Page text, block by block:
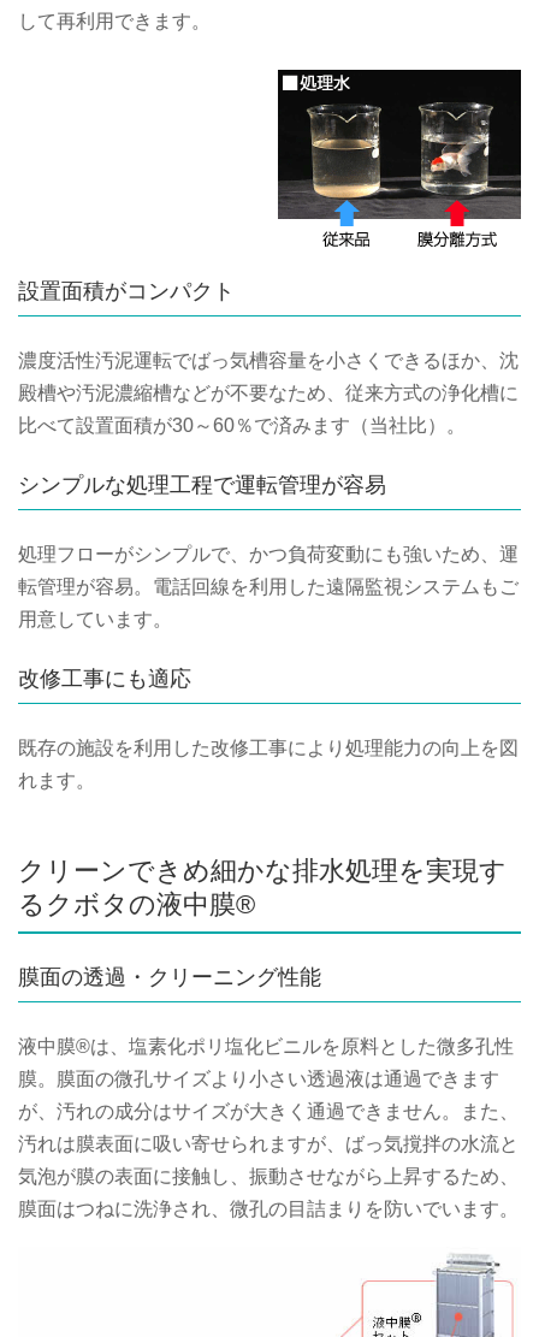
して再利用できます。
設置面積がコンパクト
濃度活性汚泥運転でばっ気槽容量を小さくできるほか、沈
殿槽や汚泥濃縮槽などが不要なため、従来方式の浄化槽に
比べて設置面積が30～60％で済みます（当社比）。
シンプルな処理工程で運転管理が容易
処理フローがシンプルで、かつ負荷変動にも強いため、運
転管理が容易。電話回線を利用した遠隔監視システムもご
用意しています。
改修工事にも適応
既存の施設を利用した改修工事により処理能力の向上を図
れます。
クリーンできめ細かな排水処理を実現す
るクボタの液中膜®
膜面の透過・クリーニング性能
液中膜®は、塩素化ポリ塩化ビニルを原料とした微多孔性
膜。膜面の微孔サイズより小さい透過液は通過できます
が、汚れの成分はサイズが大きく通過できません。また、
汚れは膜表面に吸い寄せられますが、ばっ気撹拌の水流と
気泡が膜の表面に接触し、振動させながら上昇するため、
膜面はつねに洗浄され、微孔の目詰まりを防いでいます。